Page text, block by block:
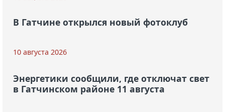
В Гатчине открылся новый фотоклуб
10 августа 2026
Энергетики сообщили, где отключат свет
в Гатчинском районе 11 августа